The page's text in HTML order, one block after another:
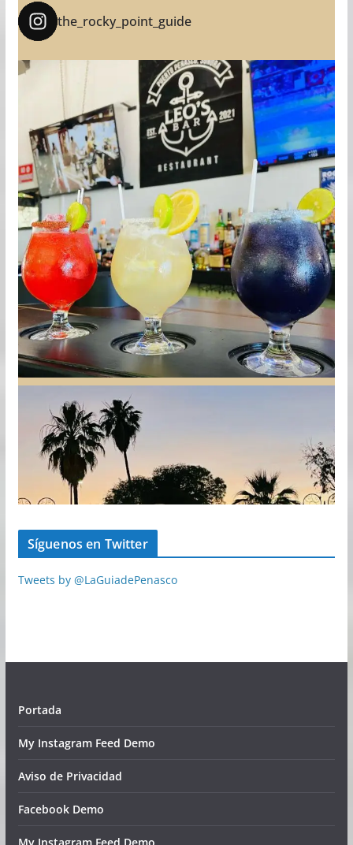
the_rocky_point_guide
Síguenos en Twitter
Tweets by @LaGuiadePenasco
Portada
My Instagram Feed Demo
Aviso de Privacidad
Facebook Demo